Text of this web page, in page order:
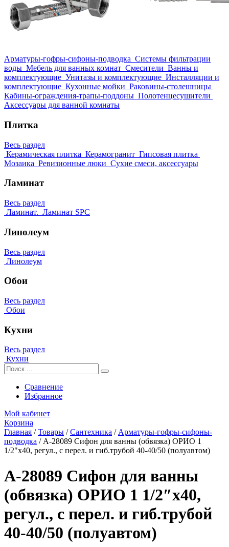
Арматуры-гофры-сифоны-подводка Системы фильтрации
воды Мебель для ванных комнат Смесители Ванны и
комплектующие Унитазы и комплектующие Инсталляции и
комплектующие Кухонные мойки Раковины-столешницы
Кабины-ограждения-трапы-поддоны Полотенцесушители
Аксессуары для ванной комнаты
Плитка
Весь раздел
Керамическая плитка Керамогранит Гипсовая плитка
Мозаика Ревизионные люки Сухие смеси, аксессуары
Ламинат
Весь раздел
Ламинат. Ламинат SPC
Линолеум
Весь раздел
Линолеум
Обои
Весь раздел
Обои
Кухни
Весь раздел
Кухни
Сравнение
Избранное
Мой кабинет
Корзина
Главная /Товары /Сантехника /Арматуры-гофры-сифоны-
подводка /А-28089 Cифон для ванны (обвязка) ОРИО 1
1/2"х40, регул., с перел. и гиб.трубой 40-40/50 (полуавтом)
А-28089 Cифон для ванны
(обвязка) ОРИО 1 1/2″х40,
регул., с перел. и гиб.трубой
40-40/50 (полуавтом)